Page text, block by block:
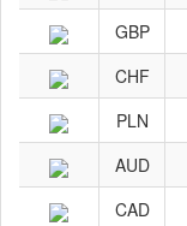
GBP
CHF
PLN
AUD
CAD